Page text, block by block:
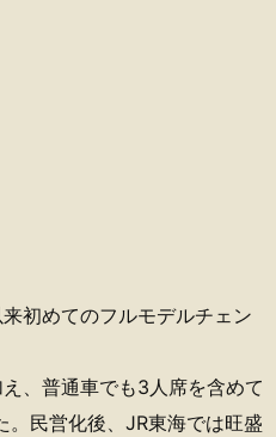
初めてのフルモデルチェン
、普通車でも3人席を含めて
民営化後、JR東海では旺盛